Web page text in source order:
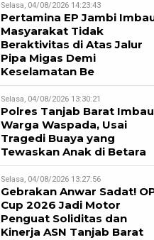
Selasa, 04/08/2026 14:23:43
Pertamina EP Jambi
Masyarakat Tidak
Beraktivitas di Atas Jalur
Pipa Migas Demi
Keselamatan Be
Selasa, 04/08/2026 13:30:21
Polres Tanjab Barat Imbau
Warga Waspada, Usai
Tragedi Buaya yang
Tewaskan Anak di Betara
Selasa, 04/08/2026 13:27:56
Gebrakan Anwar Sadat!
Cup 2026 Jadi Motor
Penguat Soliditas dan
Kinerja ASN Tanjab Barat